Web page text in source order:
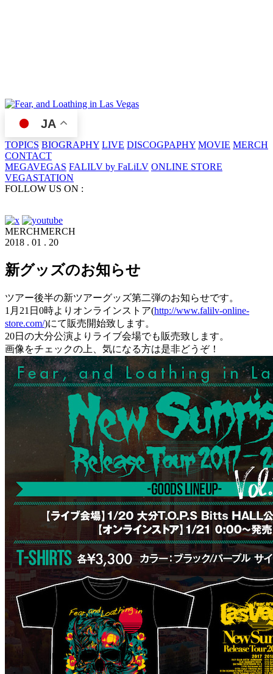
JA
TOPICS BIOGRAPHY LIVE DISCOGPAPHY MOVIE MERCH
CONTACT
MEGAVEGAS FALILV by FaLiLV ONLINE STORE
VEGASTATION
FOLLOW US ON :
MERCHMERCH
2018 . 01 . 20
新グッズのお知らせ
ツアー後半の新ツアーグッズ第二弾のお知らせです。
1月21日0時よりオンラインストア(http://www.falilv-online-
store.com/)にて販売開始致します。
20日の大分公演よりライブ会場でも販売致します。
画像をチェックの上、気になる方は是非どうぞ！